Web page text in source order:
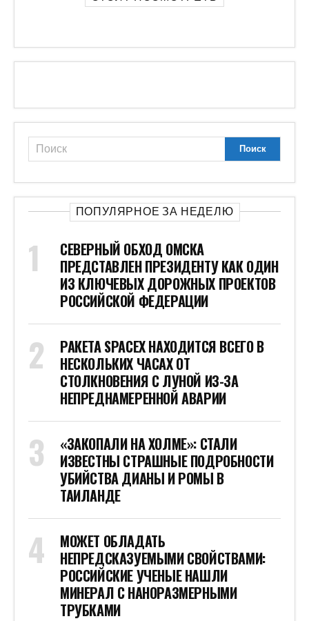
ПОПУЛЯРНОЕ ЗА НЕДЕЛЮ
СЕВЕРНЫЙ ОБХОД ОМСКА
ПРЕДСТАВЛЕН ПРЕЗИДЕНТУ КАК ОДИН
ИЗ КЛЮЧЕВЫХ ДОРОЖНЫХ ПРОЕКТОВ
РОССИЙСКОЙ ФЕДЕРАЦИИ
РАКЕТА SPACEX НАХОДИТСЯ ВСЕГО В
НЕСКОЛЬКИХ ЧАСАХ ОТ
СТОЛКНОВЕНИЯ С ЛУНОЙ ИЗ-ЗА
НЕПРЕДНАМЕРЕННОЙ АВАРИИ
«ЗАКОПАЛИ НА ХОЛМЕ»: СТАЛИ
ИЗВЕСТНЫ СТРАШНЫЕ ПОДРОБНОСТИ
УБИЙСТВА ДИАНЫ И РОМЫ В
ТАИЛАНДЕ
МОЖЕТ ОБЛАДАТЬ
НЕПРЕДСКАЗУЕМЫМИ СВОЙСТВАМИ:
РОССИЙСКИЕ УЧЕНЫЕ НАШЛИ
МИНЕРАЛ С НАНОРАЗМЕРНЫМИ
ТРУБКАМИ